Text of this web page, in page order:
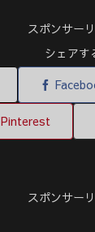
スポンサー
シェアす
Pinterest
スポンサー